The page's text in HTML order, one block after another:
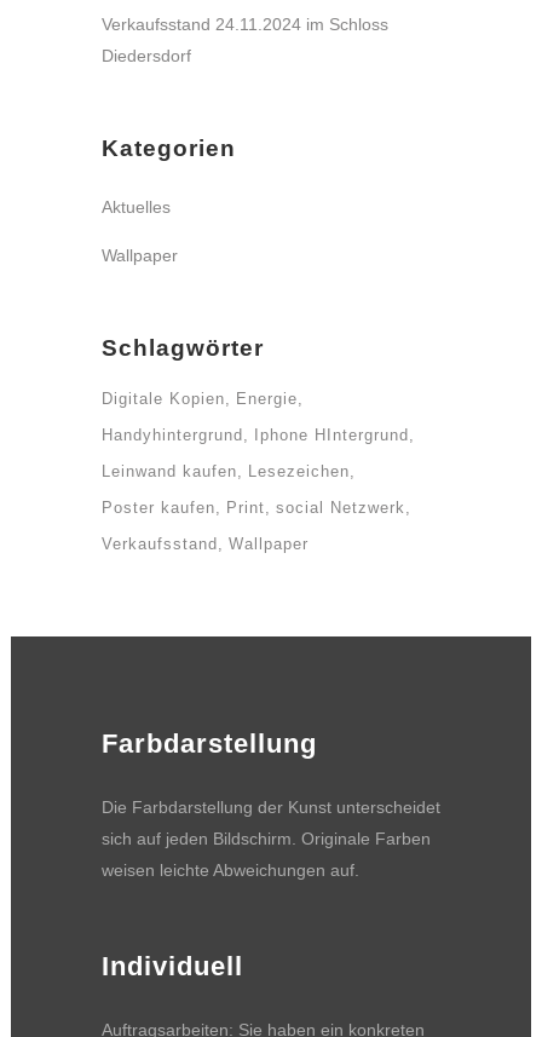
Verkaufsstand 24.11.2024 im Schloss
Diedersdorf
Kategorien
Aktuelles
Wallpaper
Schlagwörter
Digitale Kopien
Energie
Handyhintergrund
Iphone HIntergrund
Leinwand kaufen
Lesezeichen
Poster kaufen
Print
social Netzwerk
Verkaufsstand
Wallpaper
Farbdarstellung
Die Farbdarstellung der Kunst unterscheidet
sich auf jeden Bildschirm. Originale Farben
weisen leichte Abweichungen auf.
Individuell
Auftragsarbeiten: Sie haben ein konkreten